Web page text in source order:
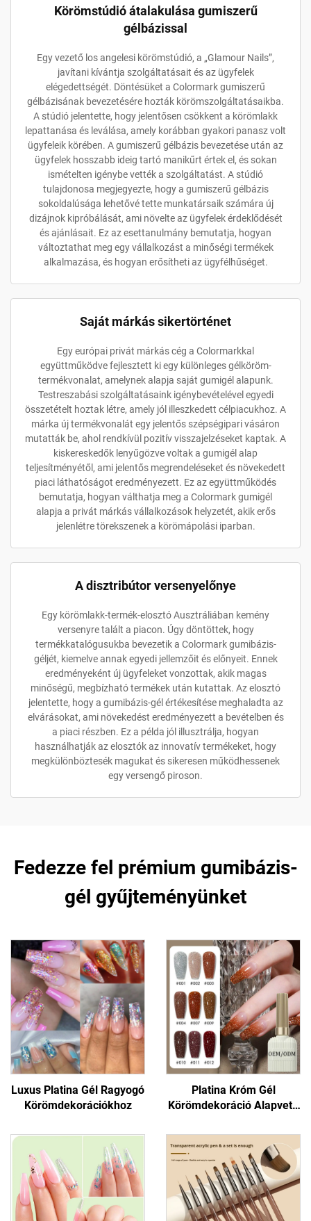
Körömstúdió átalakulása gumiszerű
gélbázissal
Egy vezető los angelesi körömstúdió, a „Glamour Nails”,
javítani kívántja szolgáltatásait és az ügyfelek
elégedettségét. Döntésüket a Colormark gumiszerű
gélbázisának bevezetésére hozták körömszolgáltatásaikba.
A stúdió jelentette, hogy jelentősen csökkent a körömlakk
lepattanása és leválása, amely korábban gyakori panasz volt
ügyfeleik körében. A gumiszerű gélbázis bevezetése után az
ügyfelek hosszabb ideig tartó manikűrt értek el, és sokan
ismételten igénybe vették a szolgáltatást. A stúdió
tulajdonosa megjegyezte, hogy a gumiszerű gélbázis
sokoldalúsága lehetővé tette munkatársaik számára új
dizájnok kipróbálását, ami növelte az ügyfelek érdeklődését
és ajánlásait. Ez az esettanulmány bemutatja, hogyan
változtathat meg egy vállalkozást a minőségi termékek
alkalmazása, és hogyan erősítheti az ügyfélhűséget.
Saját márkás sikertörténet
Egy európai privát márkás cég a Colormarkkal
együttműködve fejlesztett ki egy különleges gélköröm-
termékvonalat, amelynek alapja saját gumigél alapunk.
Testreszabási szolgáltatásaink igénybevételével egyedi
összetételt hoztak létre, amely jól illeszkedett célpiacukhoz. A
márka új termékvonalát egy jelentős szépségipari vásáron
mutatták be, ahol rendkívül pozitív visszajelzéseket kaptak. A
kiskereskedők lenyűgözve voltak a gumigél alap
teljesítményétől, ami jelentős megrendeléseket és növekedett
piaci láthatóságot eredményezett. Ez az együttműködés
bemutatja, hogyan válthatja meg a Colormark gumigél
alapja a privát márkás vállalkozások helyzetét, akik erős
jelenlétre törekszenek a körömápolási iparban.
A disztribútor versenyelőnye
Egy körömlakk-termék-elosztó Ausztráliában kemény
versenyre talált a piacon. Úgy döntöttek, hogy
termékkatalógusukba bevezetik a Colormark gumibázis-
géljét, kiemelve annak egyedi jellemzőit és előnyeit. Ennek
eredményeként új ügyfeleket vonzottak, akik magas
minőségű, megbízható termékek után kutattak. Az elosztó
jelentette, hogy a gumibázis-gél értékesítése meghaladta az
elvárásokat, ami növekedést eredményezett a bevételben és
a piaci részben. Ez a példa jól illusztrálja, hogyan
használhatják az elosztók az innovatív termékeket, hogy
megkülönböztesék magukat és sikeresen működhessenek
egy versengő piroson.
Fedezze fel prémium gumibázis-
gél gyűjteményünket
Luxus Platina Gél Ragyogó
Körömdekorációkhoz
Platina Króm Gél
Körömdekoráció Alapvető